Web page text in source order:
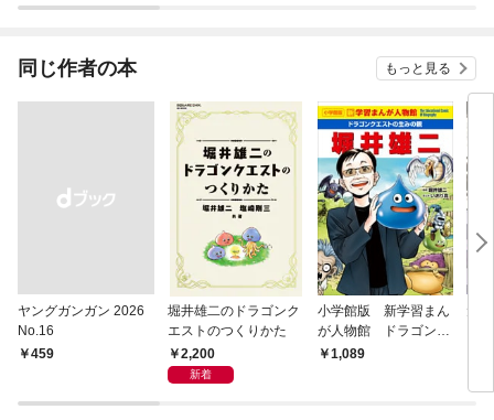
同じ作者の本 もっと見る
ヤングガンガン 2026
No.16
￥459
堀井雄二のドラゴンク
エストのつくりかた
2,200
新着
小学館版 新学習まん
が人物館 ドラゴンク
エストの生みの親 堀
1,089
犬